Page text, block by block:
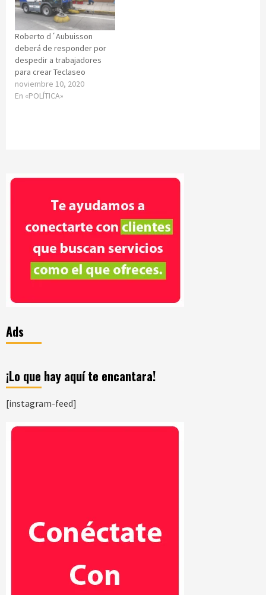
Roberto d´Aubuisson
deberá de responder por
despedir a trabajadores
para crear Teclaseo
noviembre 10, 2020
En «POLÍTICA»
Ads
¡Lo que hay aquí te encantara!
[instagram-feed]